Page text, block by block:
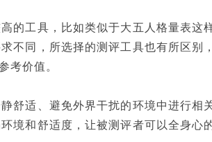
的工具，比如类似于大五人格量表这
不同，所选择的测评工具也有所区别
考价值。
舒适、避免外界干扰的环境中进行相
境和舒适度，让被测评者可以全身心